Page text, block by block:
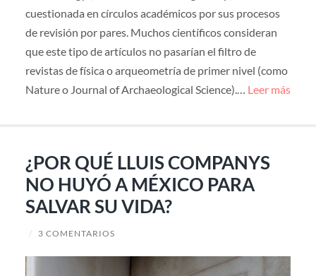
cuestionada en círculos académicos por sus procesos
de revisión por pares. Muchos científicos consideran
que este tipo de artículos no pasarían el filtro de
revistas de física o arqueometría de primer nivel (como
Nature o Journal of Archaeological Science).… Leer más
¿POR QUÉ LLUIS COMPANYS
NO HUYÓ A MÉXICO PARA
SALVAR SU VIDA?
/ 3 COMENTARIOS